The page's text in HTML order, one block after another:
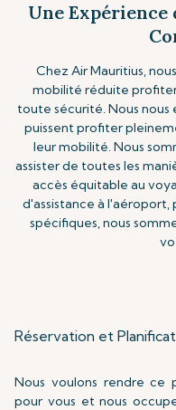
Une Expérience
Chez Air Mauritius,
mobilité réduite
toute sécurité. Nous nous
puissent profiter
leur mobilité. Nous
assister de toutes les
accès équitable au
d'assistance à l'aéroport,
spécifiques, nous
Réservation et
Nous voulons rendre ce
pour vous et nous